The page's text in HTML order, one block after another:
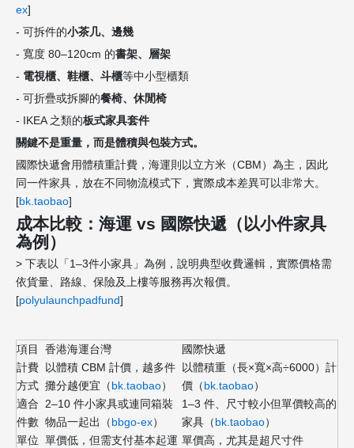
ex]
- 可拆件的小茶几、邊幾
- 寬度 80–120cm 的書架、層架
- 電視櫃、鞋櫃、斗櫃等中小型櫃類
- 可折疊或拆腳的餐椅、休閒椅
- IKEA 之類的板式家具套件
關鍵不是重量，而是體積與包裝方式。
國際快遞會用體積重計費，海運則以立方米（CBM）為主，因此
同一件家具，放在不同物流模式下，實際成本差異可以非常大。
[bk.taobao]
成本比較：海運 vs 國際快遞（以小件家具
為例）
> 下表以「1–3件小家具」為例，說明典型收費邏輯，實際價格需
依貨量、路線、保險及上樓等服務再次報價。
[polyulaunchpadfund]
項目 香港海運台灣
國際快遞
計費
方式
以體積 CBM 計價，越多件
攤分越便宜（bk.taobao）
以體積重（長×寬×高÷6000）計
價（bk.taobao）
適合
件數
2–10 件小家具或連同箱裝
物品一起出（bbgo-ex）
1–3 件、尺寸較小但單價較高的
家具（bk.taobao）
單位 單價低，但需支付基本起運 單價高，尤其是超尺寸件